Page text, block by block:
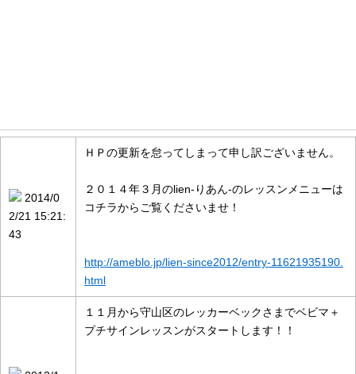
2014/0
2/21 15:21:
43
ＨＰの更新を怠ってしまって申し訳ございません。
２０１４年３月のlien-りあん-のレッスンメニューは
コチラからご覧くださいませ！
http://ameblo.jp/lien-since2012/entry-11621935190.
html
１１月から守山区のレッカーベックさまでベビマ＋
プチサインレッスンがスタートします！！